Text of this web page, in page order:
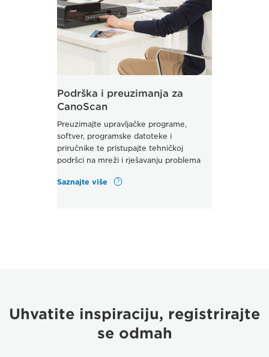
Podrška i preuzimanja za
CanoScan
Preuzimajte upravljačke programe,
softver, programske datoteke i
priručnike te pristupajte tehničkoj
podršci na mreži i rješavanju problema
Saznajte više
Uhvatite inspiraciju, registrirajte
se odmah